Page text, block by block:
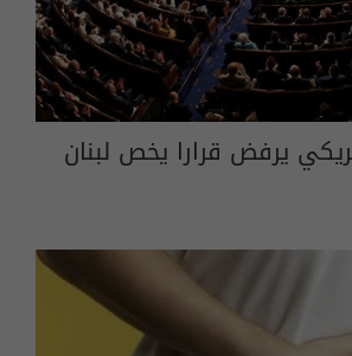
يرفض قرارا يخص لبنان